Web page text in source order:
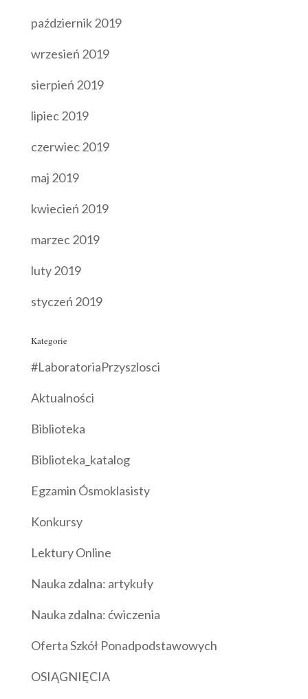
październik 2019
wrzesień 2019
sierpień 2019
lipiec 2019
czerwiec 2019
maj 2019
kwiecień 2019
marzec 2019
luty 2019
styczeń 2019
Kategorie
#LaboratoriaPrzyszlosci
Aktualności
Biblioteka
Biblioteka_katalog
Egzamin Ósmoklasisty
Konkursy
Lektury Online
Nauka zdalna: artykuły
Nauka zdalna: ćwiczenia
Oferta Szkół Ponadpodstawowych
OSIĄGNIĘCIA